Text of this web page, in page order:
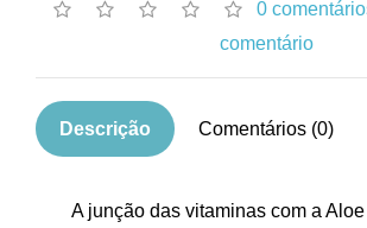
0
comentário
Descrição Comentários (0)
A junção das vitaminas com a Aloe